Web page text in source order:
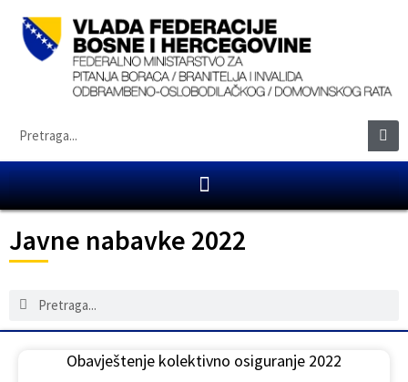
Javne nabavke 2022
Obavještenje kolektivno osiguranje 2022